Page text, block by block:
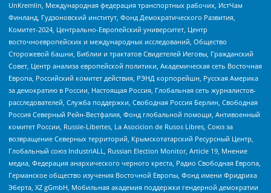
UnKremlin, Международная федерация транспортных рабочих, ИстЧам
Финланд, Гудзоновский институт, Фонд Демократического Развития,
Комитет-2024, Центрально-Европейский университет, Центр
восточноевропейских и международных исследований, Общество
Сторожевой башни, Библии и трактатов Свидетелей Иеговы, Гражданский
Совет, Центр анализа европейской политики, Академическая сеть Восточная
Европа, Российский комитет действия, РЭНД корпорейшн, Русская Америка
за демократию в России, Настоящая Россия, Глобальная сеть журналистов-
расследователей, Служба поддержки, Свободная Россия Берлин, Свободная
Россия Северный Рейн-Вестфалия, Фонд глобальной помощи, Антивоенный
комитет России, Russie-Libertes, La Asocicion de Rusos Libres, Союз за
возвращение Северных территорий, Крымскотатарский Ресурсный Центр,
Глобальный союз IndustriALL, Russian Election Monitor, Article 19, Мнение
медиа, Федерация анархического черного креста, Радио Свободная Европа,
Германское общество изучения Восточной Европы, Фонд имени Фридриха
Эберта, XZ gGmbH, Мобильная академия поддержки гендерной демократии